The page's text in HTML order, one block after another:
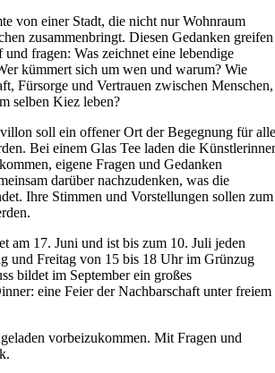
von einer Stadt, die nicht nur Wohnraum
zusammenbringt. Diesen Gedanken greifen
fragen: Was zeichnet eine lebendige
kümmert sich um wen und warum? Wie
Fürsorge und Vertrauen zwischen Menschen,
selben Kiez leben?
soll ein offener Ort der Begegnung für alle
Bei einem Glas Tee laden die
eigene Fragen und Gedanken
darüber nachzudenken, was die
Ihre Stimmen und Vorstellungen sollen zum
am 17. Juni und ist bis zum 10. Juli jeden
und Freitag von 15 bis 18 Uhr im Grünzug
bildet im September ein großes
eine Feier der Nachbarschaft unter freiem
vorbeizukommen. Mit Fragen und